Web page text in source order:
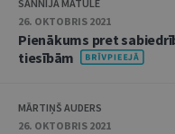
SANNIJA MATULE
26. OKTOBRIS 2021
Pienākums pret
tiesībām
MĀRTIŅŠ AUDERS
26. OKTOBRIS 2021